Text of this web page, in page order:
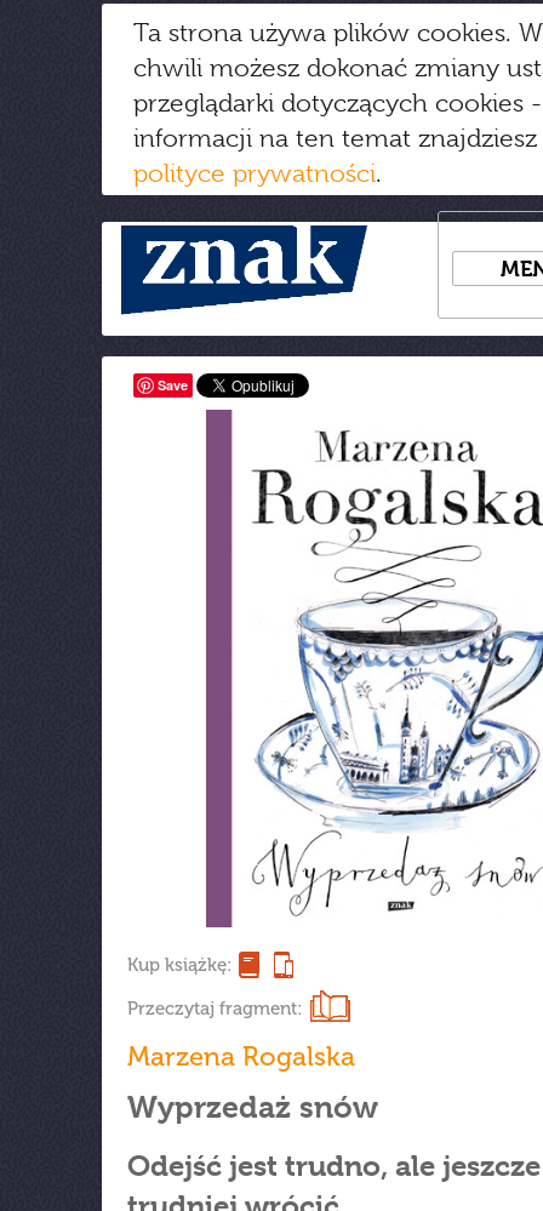
Ta strona używa plików cookies.
chwili możesz dokonać zmiany
przeglądarki dotyczących cookies
informacji na ten temat
polityce prywatności.
Save
Kup książkę:
Przeczytaj fragment:
Marzena Rogalska
Wyprzedaż snów
Odejść jest trudno, ale jeszcze